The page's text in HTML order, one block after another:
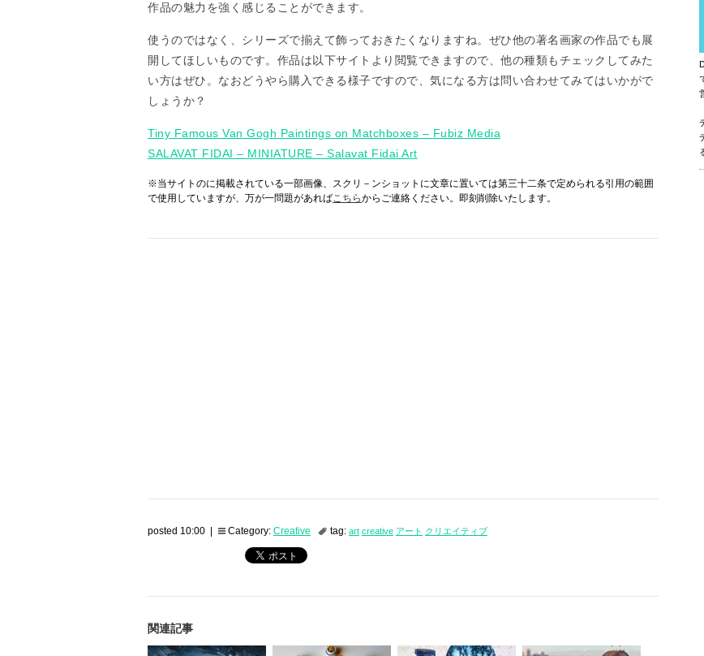
作品の魅力を強く感じることができます。
使うのではなく、シリーズで揃えて飾っておきたくなりますね。ぜひ他の著名画家の作品でも展
開してほしいものです。作品は以下サイトより閲覧できますので、他の種類もチェックしてみた
い方はぜひ。なおどうやら購入できる様子ですので、気になる方は問い合わせてみてはいかがで
しょうか？
Tiny Famous Van Gogh Paintings on Matchboxes – Fubiz Media
SALAVAT FIDAI – MINIATURE – Salavat Fidai Art
※当サイトのに掲載されている一部画像、スクリ－ンショットに文章に置いては第三十二条で定められる引用の範囲
で使用していますが、万が一問題があればこちらからご連絡ください。即刻削除いたします。
posted 10:00 | Category: Creative tag: art creative アート クリエイティブ
関連記事